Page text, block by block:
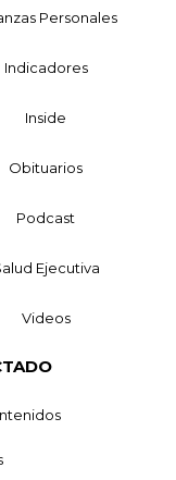
Personales
Indicadores
Inside
Obituarios
Podcast
Ejecutiva
Videos